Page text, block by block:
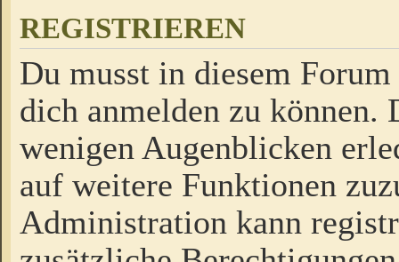
REGISTRIEREN
Du musst in diesem
dich anmelden zu
wenigen Augenblicken
auf weitere Funktionen
Administration kann